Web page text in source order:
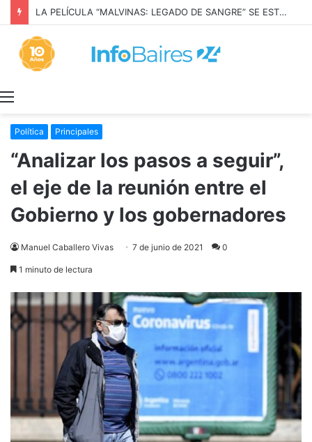
LA PELÍCULA “MALVINAS: LEGADO DE SANGRE” SE ESTRENARÁ EN PRIME VIDEO
Política Principales
“Analizar los pasos a seguir”,
el eje de la reunión entre el
Gobierno y los gobernadores
Manuel Caballero Vivas 7 de junio de 2021 0
1 minuto de lectura